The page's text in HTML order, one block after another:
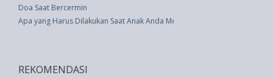
Doa Saat Bercermin
Apa yang Harus Dilakukan Saat Anak Anda Menatap Seseorang dengan
REKOMENDASI